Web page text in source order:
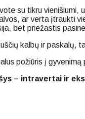
su tikru
ar verta įtraukti
bet priežastis
kalbų ir paskalų,
požiūris į
– intravertai ir